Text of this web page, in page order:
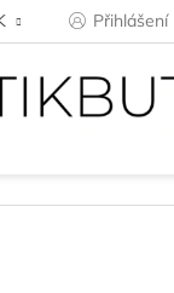
Přihlášení